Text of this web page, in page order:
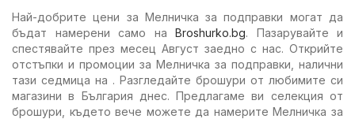
Най-добрите цени за Мелничка за подправки могат да
бъдат намерени само на Broshurko.bg. Пазарувайте и
спестявайте през месец Август заедно с нас. Открийте
отстъпки и промоции за Мелничка за подправки, налични
тази седмица на . Разгледайте брошури от любимите си
магазини в България днес. Предлагаме ви селекция от
брошури, където вече можете да намерите Мелничка за